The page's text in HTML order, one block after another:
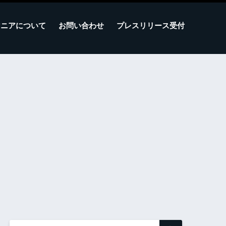
アについて お問い合わせ プレスリリース受付